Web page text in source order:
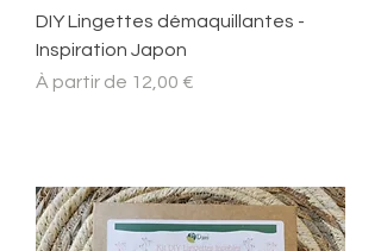
DIY Lingettes démaquillantes -
Inspiration Japon
À partir de 12,00 €
Prix promotionnel